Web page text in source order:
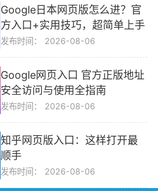
Google日本网页版怎么进？官
方入口+实用技巧，超简单上手
发布时间： 2026-08-06
Google网页入口 官方正版地址
安全访问与使用全指南
发布时间： 2026-08-06
知乎网页版入口：这样打开最
顺手
发布时间： 2026-08-06